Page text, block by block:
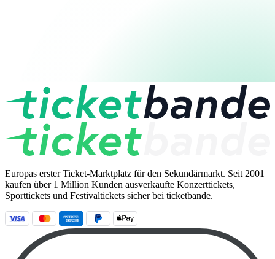
Europas erster Ticket-Marktplatz für den Sekundärmarkt. Seit 2001
kaufen über 1 Million Kunden ausverkaufte Konzerttickets,
Sporttickets und Festivaltickets sicher bei ticketbande.